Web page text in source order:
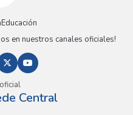
en nuestros canales oficiales!
Central